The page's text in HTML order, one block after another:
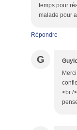
temps pour
malade pour
Répondre
G
<br /